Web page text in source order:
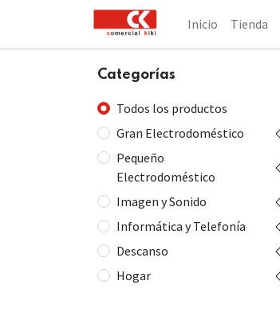
Inicio Tienda
Categorías
Todos los productos
Gran Electrodoméstico
Pequeño
Electrodoméstico
Imagen y Sonido
Informática y Telefonía
Descanso
Hogar